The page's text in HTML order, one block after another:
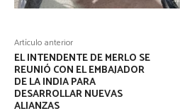
Artículo anterior
EL INTENDENTE DE MERLO SE
REUNIÓ CON EL EMBAJADOR
DE LA INDIA PARA
DESARROLLAR NUEVAS
ALIANZAS